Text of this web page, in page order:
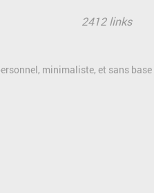
2412 links
minimaliste, et sans